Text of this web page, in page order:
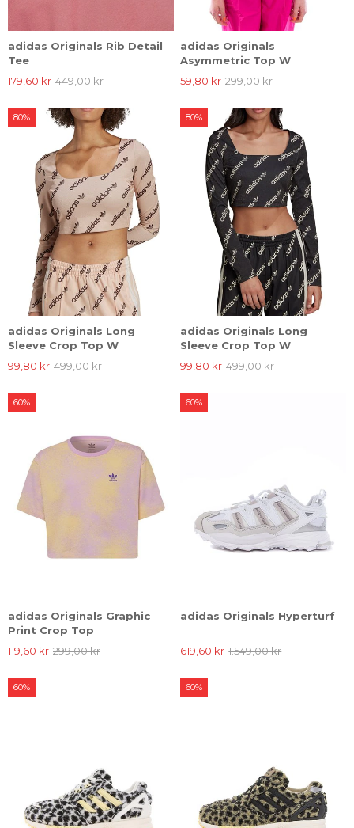
adidas Originals Rib Detail
Tee
179,60 kr 449,00 kr
adidas Originals
Asymmetric Top W
59,80 kr 299,00 kr
adidas Originals Long
Sleeve Crop Top W
99,80 kr 499,00 kr
80%
adidas Originals Long
Sleeve Crop Top W
99,80 kr 499,00 kr
80%
adidas Originals Graphic
Print Crop Top
119,60 kr 299,00 kr
60%
adidas Originals Hyperturf
619,60 kr 1.549,00 kr
60%
60% 60%